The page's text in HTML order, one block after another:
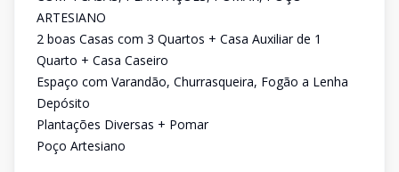
ARTESIANO
2 boas Casas com 3 Quartos + Casa Auxiliar de 1
Quarto + Casa Caseiro
Espaço com Varandão, Churrasqueira, Fogão a Lenha
Depósito
Plantações Diversas + Pomar
Poço Artesiano